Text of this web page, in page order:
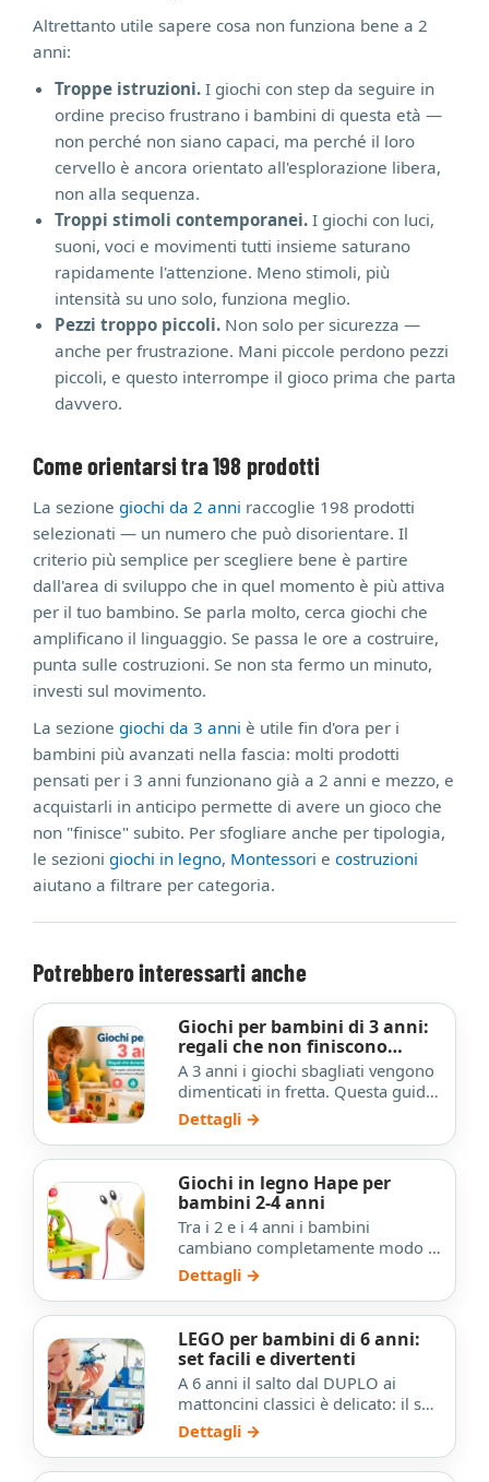
Altrettanto utile sapere cosa non funziona bene a 2
anni:
Troppe istruzioni. I giochi con step da seguire in
ordine preciso frustrano i bambini di questa età —
non perché non siano capaci, ma perché il loro
cervello è ancora orientato all'esplorazione libera,
non alla sequenza.
Troppi stimoli contemporanei. I giochi con luci,
suoni, voci e movimenti tutti insieme saturano
rapidamente l'attenzione. Meno stimoli, più
intensità su uno solo, funziona meglio.
Pezzi troppo piccoli. Non solo per sicurezza —
anche per frustrazione. Mani piccole perdono pezzi
piccoli, e questo interrompe il gioco prima che parta
davvero.
Come orientarsi tra 198 prodotti
La sezione giochi da 2 anni raccoglie 198 prodotti
selezionati — un numero che può disorientare. Il
criterio più semplice per scegliere bene è partire
dall'area di sviluppo che in quel momento è più attiva
per il tuo bambino. Se parla molto, cerca giochi che
amplificano il linguaggio. Se passa le ore a costruire,
punta sulle costruzioni. Se non sta fermo un minuto,
investi sul movimento.
La sezione giochi da 3 anni è utile fin d'ora per i
bambini più avanzati nella fascia: molti prodotti
pensati per i 3 anni funzionano già a 2 anni e mezzo, e
acquistarli in anticipo permette di avere un gioco che
non "finisce" subito. Per sfogliare anche per tipologia,
le sezioni giochi in legno, Montessori e costruzioni
aiutano a filtrare per categoria.
Potrebbero interessarti anche
Giochi per bambini di 3 anni:
regali che non finiscono
subito dimenticati
A 3 anni i giochi sbagliati vengono
dimenticati in fretta. Questa guida
spiega cosa fa durare un gioco,
costruzioni, p…
Dettagli →
Giochi in legno Hape per
bambini 2-4 anni
Tra i 2 e i 4 anni i bambini
cambiano completamente modo di
giocare, e il legno risponde meglio
della plastica a quest…
Dettagli →
LEGO per bambini di 6 anni:
set facili e divertenti
A 6 anni il salto dal DUPLO ai
mattoncini classici è delicato: il set
sbagliato può scoraggiare. Questa
guida spiega q…
Dettagli →